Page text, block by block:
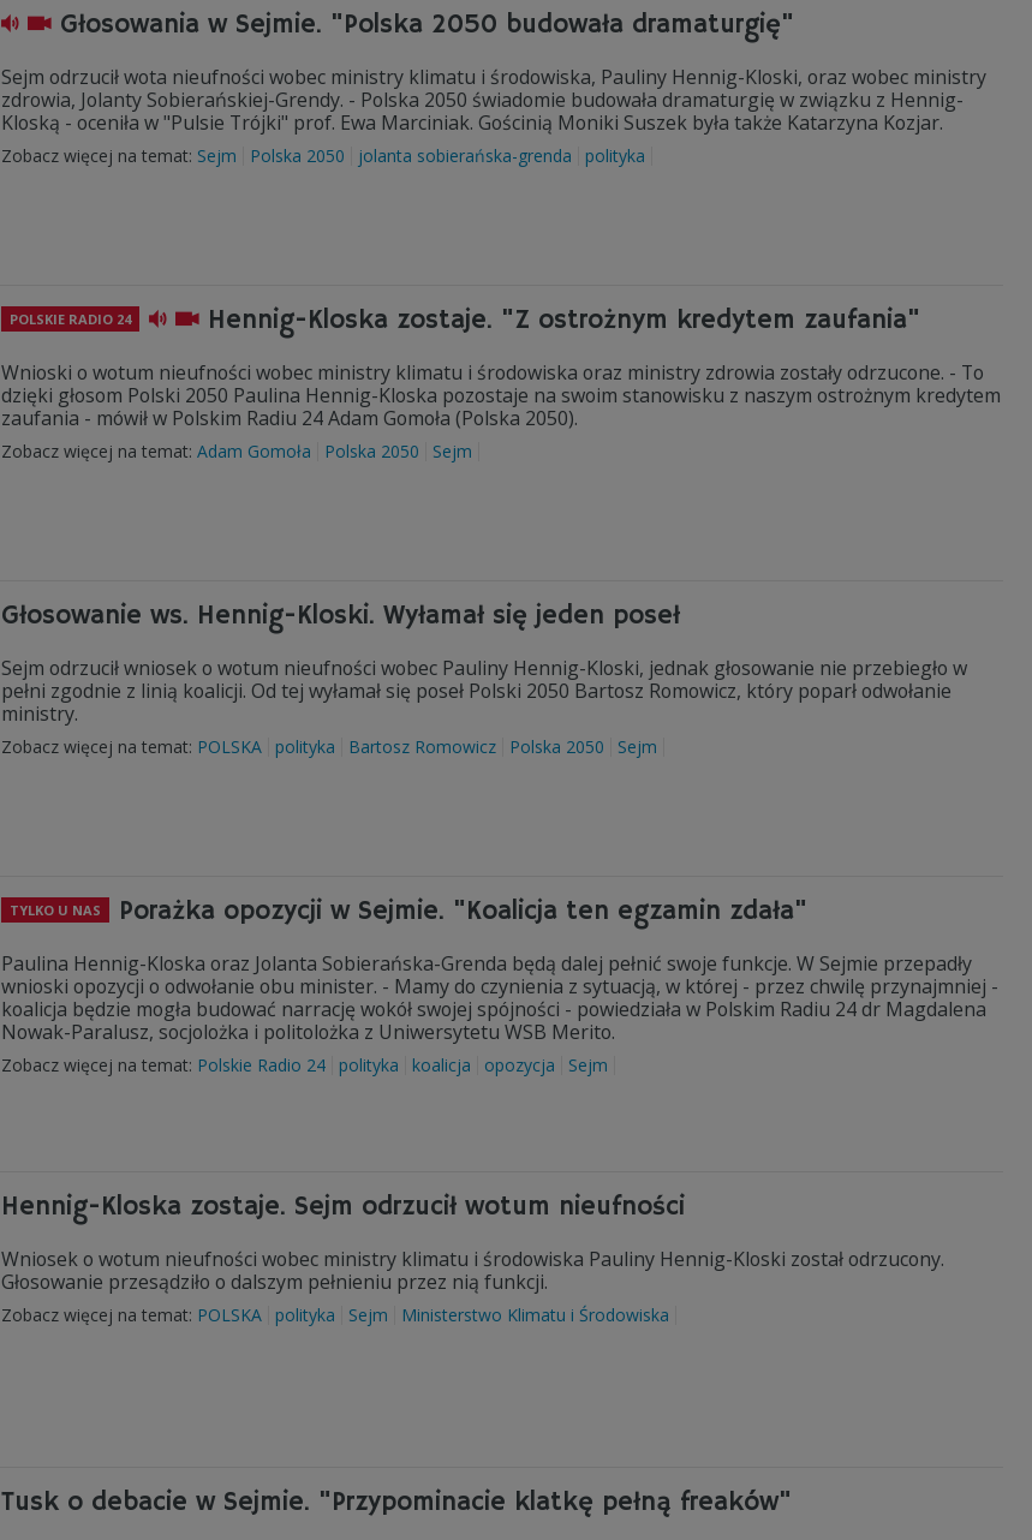
Głosowania w Sejmie. "Polska 2050 budowała dramaturgię"
Sejm odrzucił wota nieufności wobec ministry klimatu i środowiska, Pauliny Hennig-Kloski, oraz wobec ministry
zdrowia, Jolanty Sobierańskiej-Grendy. - Polska 2050 świadomie budowała dramaturgię w związku z Hennig-
Kloską - oceniła w "Pulsie Trójki" prof. Ewa Marciniak. Gościnią Moniki Suszek była także Katarzyna Kozjar.
Zobacz więcej na temat: Sejm Polska 2050 jolanta sobierańska-grenda polityka
POLSKIE RADIO 24 Hennig-Kloska zostaje. "Z ostrożnym kredytem zaufania"
Wnioski o wotum nieufności wobec ministry klimatu i środowiska oraz ministry zdrowia zostały odrzucone. - To
dzięki głosom Polski 2050 Paulina Hennig-Kloska pozostaje na swoim stanowisku z naszym ostrożnym kredytem
zaufania - mówił w Polskim Radiu 24 Adam Gomoła (Polska 2050).
Zobacz więcej na temat: Adam Gomoła Polska 2050 Sejm
Głosowanie ws. Hennig-Kloski. Wyłamał się jeden poseł
Sejm odrzucił wniosek o wotum nieufności wobec Pauliny Hennig-Kloski, jednak głosowanie nie przebiegło w
pełni zgodnie z linią koalicji. Od tej wyłamał się poseł Polski 2050 Bartosz Romowicz, który poparł odwołanie
ministry.
Zobacz więcej na temat: POLSKA polityka Bartosz Romowicz Polska 2050 Sejm
TYLKO U NAS Porażka opozycji w Sejmie. "Koalicja ten egzamin zdała"
Paulina Hennig-Kloska oraz Jolanta Sobierańska-Grenda będą dalej pełnić swoje funkcje. W Sejmie przepadły
wnioski opozycji o odwołanie obu minister. - Mamy do czynienia z sytuacją, w której - przez chwilę przynajmniej -
koalicja będzie mogła budować narrację wokół swojej spójności - powiedziała w Polskim Radiu 24 dr Magdalena
Nowak-Paralusz, socjolożka i politolożka z Uniwersytetu WSB Merito.
Zobacz więcej na temat: Polskie Radio 24 polityka koalicja opozycja Sejm
Hennig-Kloska zostaje. Sejm odrzucił wotum nieufności
Wniosek o wotum nieufności wobec ministry klimatu i środowiska Pauliny Hennig-Kloski został odrzucony.
Głosowanie przesądziło o dalszym pełnieniu przez nią funkcji.
Zobacz więcej na temat: POLSKA polityka Sejm Ministerstwo Klimatu i Środowiska
Tusk o debacie w Sejmie. "Przypominacie klatkę pełną freaków"